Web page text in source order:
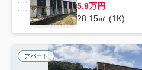
5.9万円
28.15㎡ (1K)
アパート